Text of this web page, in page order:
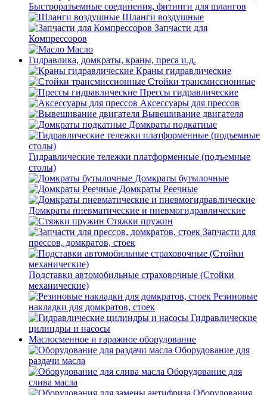
Быстроразъемные соединения, фитинги для шлангов
Шланги воздушные
Запчасти для
Компрессоров
Масло
Гидравлика, домкраты, краны, преса и.д.
Краны гидравлические
Стойки трансмиссионные
Прессы гидравлические
Аксессуары для прессов
Вывешивание двигателя
Домкраты подкатные
Гидравлические тележки платформенные (подъемные
столы)
Домкраты бутылочные
Домкраты Реечные
Домкраты пневматические и пневмогидравлические
Стяжки пружин
Запчасти для
прессов, домкратов, стоек
Подставки автомобильные страховочные (Стойки
механические)
Резиновые
накладки для домкратов, стоек
Гидравлические
цилиндры и насосы
Маслосменное и гаражное оборудование
Оборудование для
раздачи масла
Оборудование для
слива масла
Оборудования